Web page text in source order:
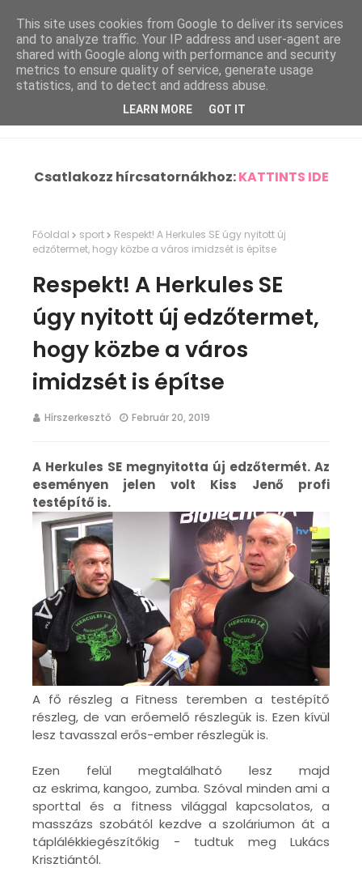
Csatlakozz hírcsatornákhoz:KATTINTS IDE
Főoldal sport
Respekt! A Herkules SE úgy nyitott új
edzőtermet, hogy közbe a város imidzsét is építse
Respekt! A Herkules SE
úgy nyitott új edzőtermet,
hogy közbe a város
imidzsét is építse
Hírszerkesztő Február 20, 2019
A Herkules SE megnyitotta új edzőtermét. Az
eseményen jelen volt Kiss Jenő profi
testépítő is.
A fő részleg a Fitness teremben a testépítő
részleg, de van erőemelő részlegük is. Ezen kívül
lesz tavasszal erős-ember részlegük is.
Ezen felül megtalálható lesz majd
az eskrima,kangoo, zumba. Szóval minden ami a
sporttal és a fitness világgal kapcsolatos, a
masszázs szobától kezdve a szoláriumon át a
táplálékkiegészítőkig - tudtuk meg Lukács
Krisztiántól.
This site uses cookies from Google to deliver its services
and to analyze traffic. Your IP address and user-agent are
shared with Google along with performance and security
metrics to ensure quality of service, generate usage
statistics, and to detect and address abuse.
LEARN MORE GOT IT